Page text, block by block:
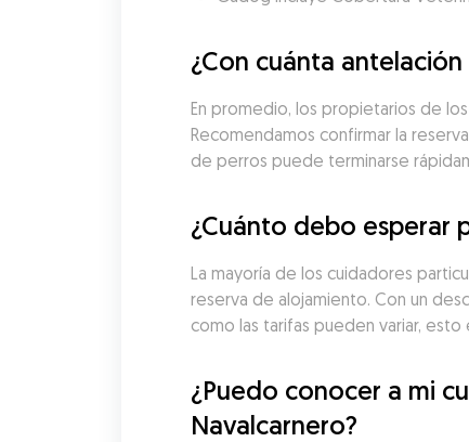
¿Con cuánta
En promedio, los propietarios de
Recomendamos confirmar la
de perros puede terminarse
¿Cuánto debo esperar
La mayoría de los cuidadores
reserva de alojamiento. Con un
como las tarifas pueden variar,
¿Puedo conocer a mi
Navalcarnero?